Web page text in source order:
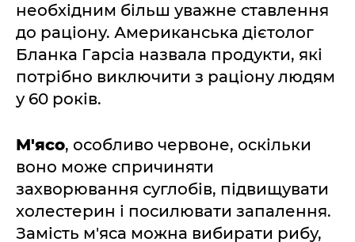
необхідним більш уважне ставлення
до раціону. Американська дієтолог
Бланка Гарсіа назвала продукти, які
потрібно виключити з раціону людям
у 60 років.
М'ясо, особливо червоне, оскільки
воно може спричиняти
захворювання суглобів, підвищувати
холестерин і посилювати запалення.
Замість м'яса можна вибирати рибу,